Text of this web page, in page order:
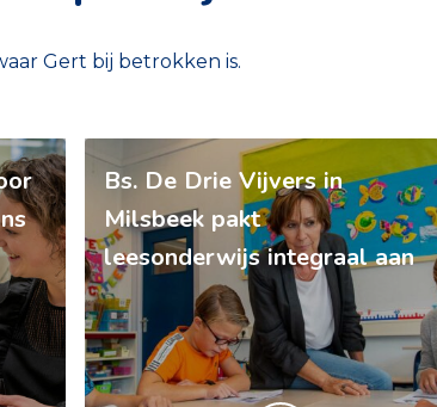
Gert bij betrokken is.
Bs. De Drie Vijvers in
Milsbeek pakt
leesonderwijs integraal aan